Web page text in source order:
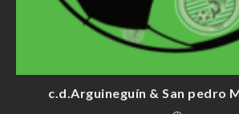
c.d.Arguineguín & San pedro